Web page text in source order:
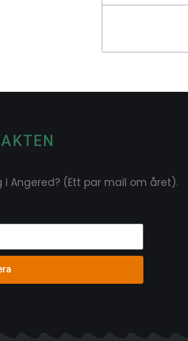
Angered? (Ett par mail om året).